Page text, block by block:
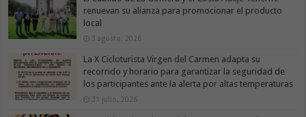
renuevan su alianza para promocionar el producto
local
3 agosto, 2026
La X Cicloturista Virgen del Carmen adapta su
recorrido y horario para garantizar la seguridad de
los participantes ante la alerta por altas temperaturas
31 julio, 2026